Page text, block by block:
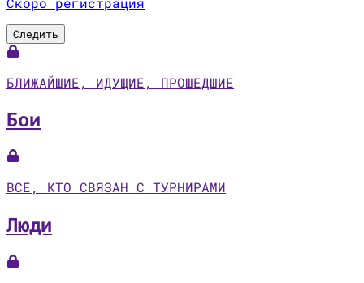
Следить
БЛИЖАЙШИЕ, ИДУЩИЕ, ПРОШЕДШИЕ
Бои
ВСЕ, КТО СВЯЗАН С ТУРНИРАМИ
Люди